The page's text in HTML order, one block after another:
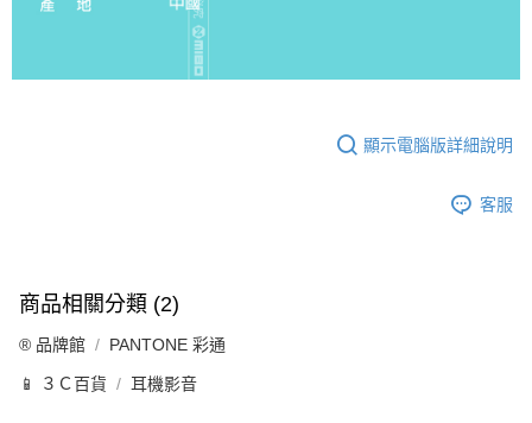
顯示電腦版詳細說明
客服
商品相關分類 (2)
®️ 品牌館 PANTONE 彩通
📱 ３Ｃ百貨 耳機影音